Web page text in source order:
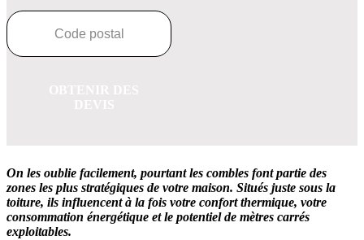
On les oublie facilement, pourtant les combles font partie des
zones les plus stratégiques de votre maison. Situés juste sous la
toiture, ils influencent à la fois votre confort thermique, votre
consommation énergétique et le potentiel de mètres carrés
exploitables.